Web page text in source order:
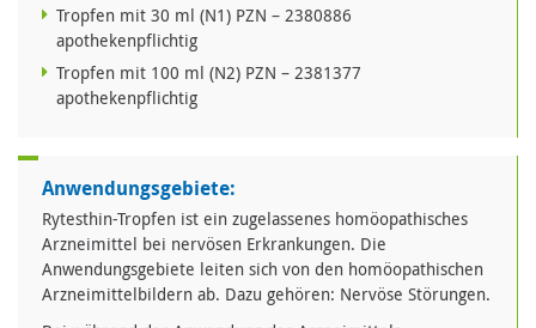
Tropfen mit 30 ml (N1) PZN – 2380886
apothekenpflichtig
Tropfen mit 100 ml (N2) PZN – 2381377
apothekenpflichtig
Anwendungsgebiete:
Rytesthin-Tropfen ist ein zugelassenes homöopathisches
Arzneimittel bei nervösen Erkrankungen. Die
Anwendungsgebiete leiten sich von den homöopathischen
Arzneimittelbildern ab. Dazu gehören: Nervöse Störungen.